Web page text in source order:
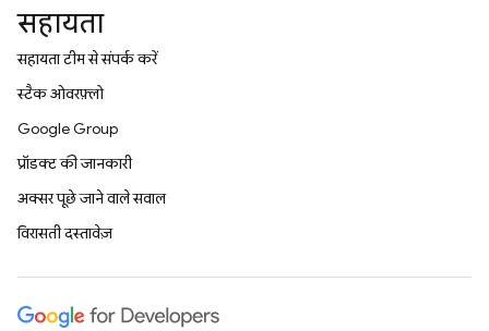
सहायता
सहायता टीम से संपर्क करें
स्टैक ओवरफ़्लो
Google Group
प्रॉडक्ट की जानकारी
अक्सर पूछे जाने वाले सवाल
विरासती दस्तावेज़